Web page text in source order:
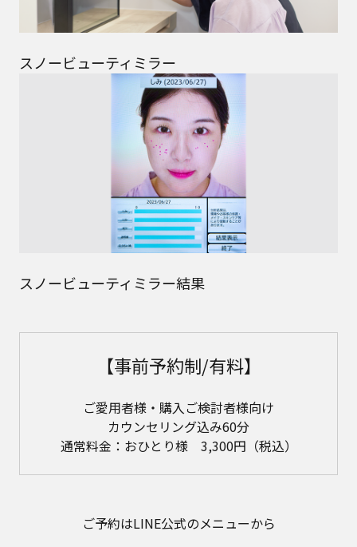
スノービューティミラー
スノービューティミラー結果
【事前予約制/有料】
ご愛用者様・購入ご検討者様向け
カウンセリング込み60分
通常料金：おひとり様 3,300円（税込）
ご予約はLINE公式のメニューから